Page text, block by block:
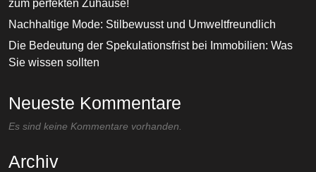
zum perfekten Zuhause!
Nachhaltige Mode: Stilbewusst und Umweltfreundlich
Die Bedeutung der Spekulationsfrist bei Immobilien: Was
Sie wissen sollten
Neueste Kommentare
Es sind keine Kommentare vorhanden.
Archiv